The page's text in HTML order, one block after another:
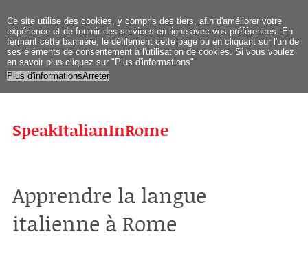
Ce site utilise des cookies, y compris des tiers, afin d'améliorer votre
expérience et de fournir des services en ligne avec vos préférences. En
fermant cette bannière, le défilement cette page ou en cliquant sur l'un de
ses éléments de consentement à l'utilisation de cookies. Si vous voulez
en savoir plus cliquez sur " Plus d'informations"
Plus d'informationsArreter
SpeakItalianInRome
Apprendre la langue
italienne à Rome